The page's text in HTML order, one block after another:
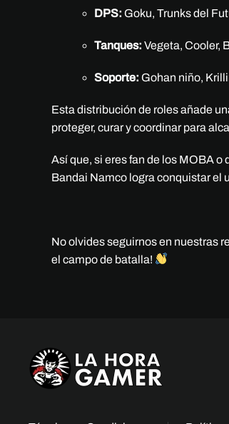
DPS: Goku, Trunks del
Tanques: Vegeta, Cooler,
Soporte: Gohan niño,
Esta distribución de roles añade
proteger, curar y coordinar para
Así que, si eres fan de los MOBA o
Bandai Namco logra conquistar el
No olvides seguirnos en nuestras
el campo de batalla!